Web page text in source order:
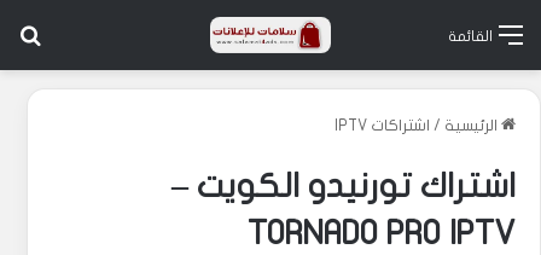
القائمة
الرئيسية / اشتراكات IPTV
اشتراك تورنيدو الكويت –
TORNADO PRO IPTV